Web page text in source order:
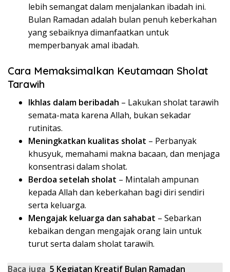
lebih semangat dalam menjalankan ibadah ini.
Bulan Ramadan adalah bulan penuh keberkahan
yang sebaiknya dimanfaatkan untuk
memperbanyak amal ibadah.
Cara Memaksimalkan Keutamaan Sholat
Tarawih
Ikhlas dalam beribadah – Lakukan sholat tarawih
semata-mata karena Allah, bukan sekadar
rutinitas.
Meningkatkan kualitas sholat – Perbanyak
khusyuk, memahami makna bacaan, dan menjaga
konsentrasi dalam sholat.
Berdoa setelah sholat – Mintalah ampunan
kepada Allah dan keberkahan bagi diri sendiri
serta keluarga.
Mengajak keluarga dan sahabat – Sebarkan
kebaikan dengan mengajak orang lain untuk
turut serta dalam sholat tarawih.
Baca juga 5 Kegiatan Kreatif Bulan Ramadan